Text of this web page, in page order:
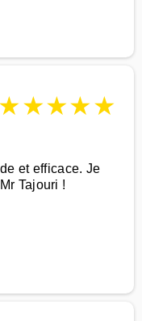
★★★★★
et efficace. Je
Tajouri !